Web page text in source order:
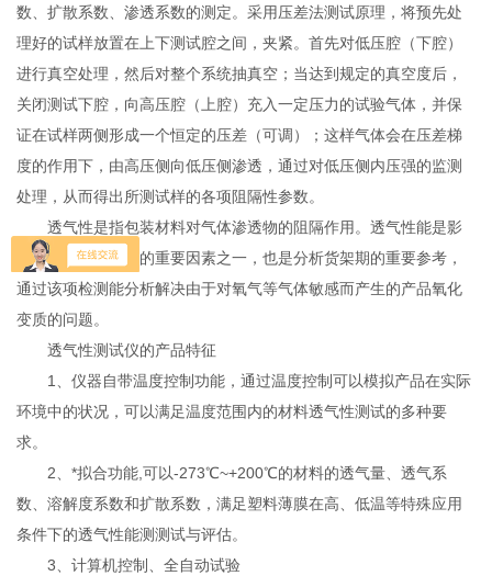
数、扩散系数、渗透系数的测定。采用压差法测试原理，将预先处
理好的试样放置在上下测试腔之间，夹紧。首先对低压腔（下腔）
进行真空处理，然后对整个系统抽真空；当达到规定的真空度后，
关闭测试下腔，向高压腔（上腔）充入一定压力的试验气体，并保
证在试样两侧形成一个恒定的压差（可调）；这样气体会在压差梯
度的作用下，由高压侧向低压侧渗透，通过对低压侧内压强的监测
处理，从而得出所测试样的各项阻隔性参数。
透气性是指包装材料对气体渗透物的阻隔作用。透气性能是影
响产品货架期质量的重要因素之一，也是分析货架期的重要参考，
通过该项检测能分析解决由于对氧气等气体敏感而产生的产品氧化
变质的问题。
透气性测试仪的产品特征
1、仪器自带温度控制功能，通过温度控制可以模拟产品在实际
环境中的状况，可以满足温度范围内的材料透气性测试的多种要
求。
2、*拟合功能,可以-273℃~+200℃的材料的透气量、透气系
数、溶解度系数和扩散系数，满足塑料薄膜在高、低温等特殊应用
条件下的透气性能测测试与评估。
3、计算机控制、全自动试验